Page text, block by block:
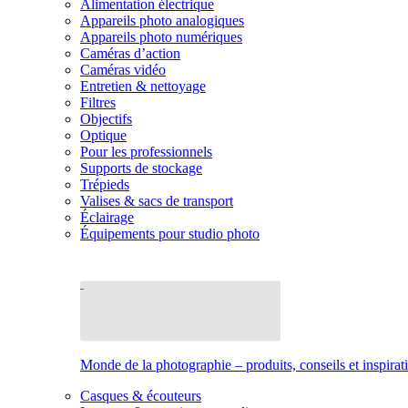
Alimentation électrique
Appareils photo analogiques
Appareils photo numériques
Caméras d’action
Caméras vidéo
Entretien & nettoyage
Filtres
Objectifs
Optique
Pour les professionnels
Supports de stockage
Trépieds
Valises & sacs de transport
Éclairage
Équipements pour studio photo
Monde de la photographie – produits, conseils et
Casques & écouteurs